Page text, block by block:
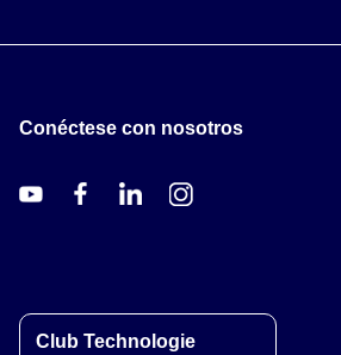
Conéctese con nosotros
Club Technologie